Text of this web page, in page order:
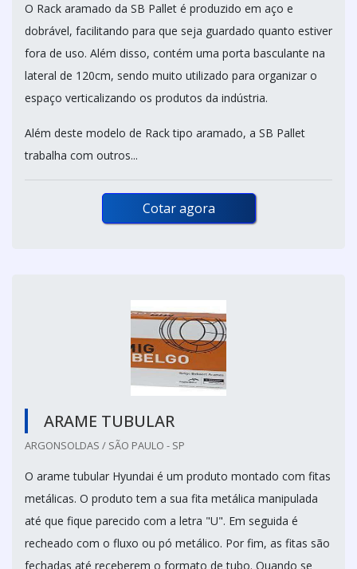
O Rack aramado da SB Pallet é produzido em aço e
dobrável, facilitando para que seja guardado quanto estiver
fora de uso. Além disso, contém uma porta basculante na
lateral de 120cm, sendo muito utilizado para organizar o
espaço verticalizando os produtos da indústria.
Além deste modelo de Rack tipo aramado, a SB Pallet
trabalha com outros...
Cotar agora
ARAME TUBULAR
ARGONSOLDAS / SÃO PAULO - SP
O arame tubular Hyundai é um produto montado com fitas
metálicas. O produto tem a sua fita metálica manipulada
até que fique parecido com a letra "U". Em seguida é
recheado com o fluxo ou pó metálico. Por fim, as fitas são
fechadas até receberem o formato de tubo. Quando se